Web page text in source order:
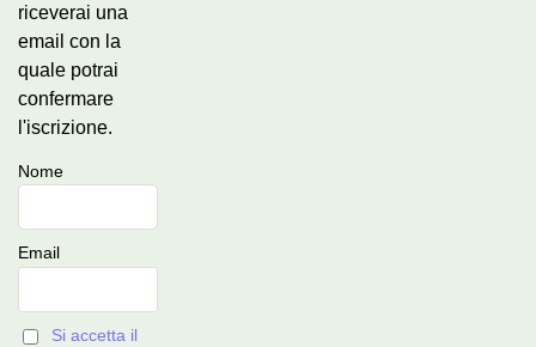
riceverai una
email con la
quale potrai
confermare
l'iscrizione.
Nome
Email
Si accetta il